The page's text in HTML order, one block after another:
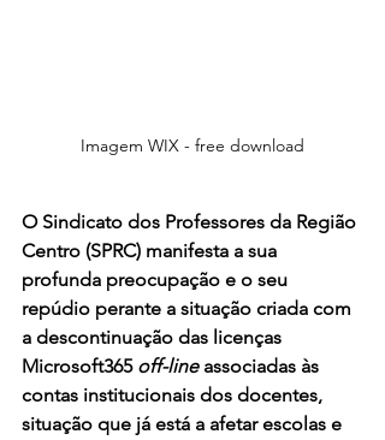
Imagem WIX - free download
O Sindicato dos Professores da Região
Centro (SPRC) manifesta a sua
profunda preocupação e o seu
repúdio perante a situação criada com
a descontinuação das licenças
Microsoft365 off-line associadas às
contas institucionais dos docentes,
situação que já está a afetar escolas e